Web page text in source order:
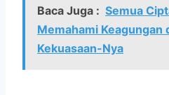
Baca Juga : Semua
Memahami Keagungan
Kekuasaan-Nya